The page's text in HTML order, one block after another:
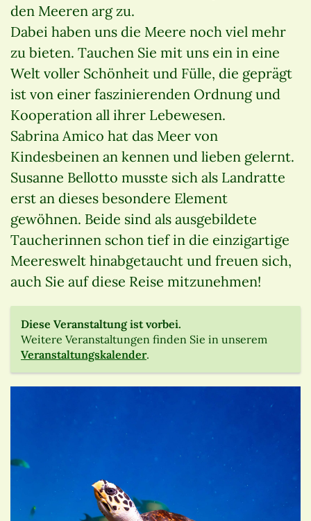
den Meeren arg zu.
Dabei haben uns die Meere noch viel mehr
zu bieten. Tauchen Sie mit uns ein in eine
Welt voller Schönheit und Fülle, die geprägt
ist von einer faszinierenden Ordnung und
Kooperation all ihrer Lebewesen.
Sabrina Amico hat das Meer von
Kindesbeinen an kennen und lieben gelernt.
Susanne Bellotto musste sich als Landratte
erst an dieses besondere Element
gewöhnen. Beide sind als ausgebildete
Taucherinnen schon tief in die einzigartige
Meereswelt hinabgetaucht und freuen sich,
auch Sie auf diese Reise mitzunehmen!
Diese Veranstaltung ist vorbei.
Weitere Veranstaltungen finden Sie in unserem
Veranstaltungskalender.